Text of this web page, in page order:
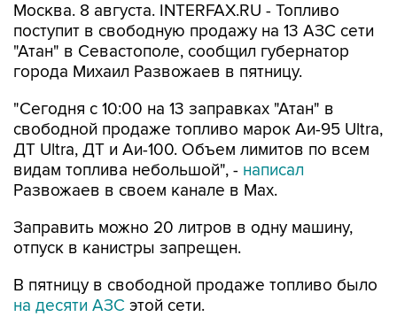
Москва. 8 августа. INTERFAX.RU - Топливо
поступит в свободную продажу на 13 АЗС сети
"Атан" в Севастополе, сообщил губернатор
города Михаил Развожаев в пятницу.
"Сегодня с 10:00 на 13 заправках "Атан" в
свободной продаже топливо марок Аи-95 Ultra,
ДТ Ultra, ДТ и Аи-100. Объем лимитов по всем
видам топлива небольшой", - написал
Развожаев в своем канале в Max.
Заправить можно 20 литров в одну машину,
отпуск в канистры запрещен.
В пятницу в свободной продаже топливо было
на десяти АЗС этой сети.